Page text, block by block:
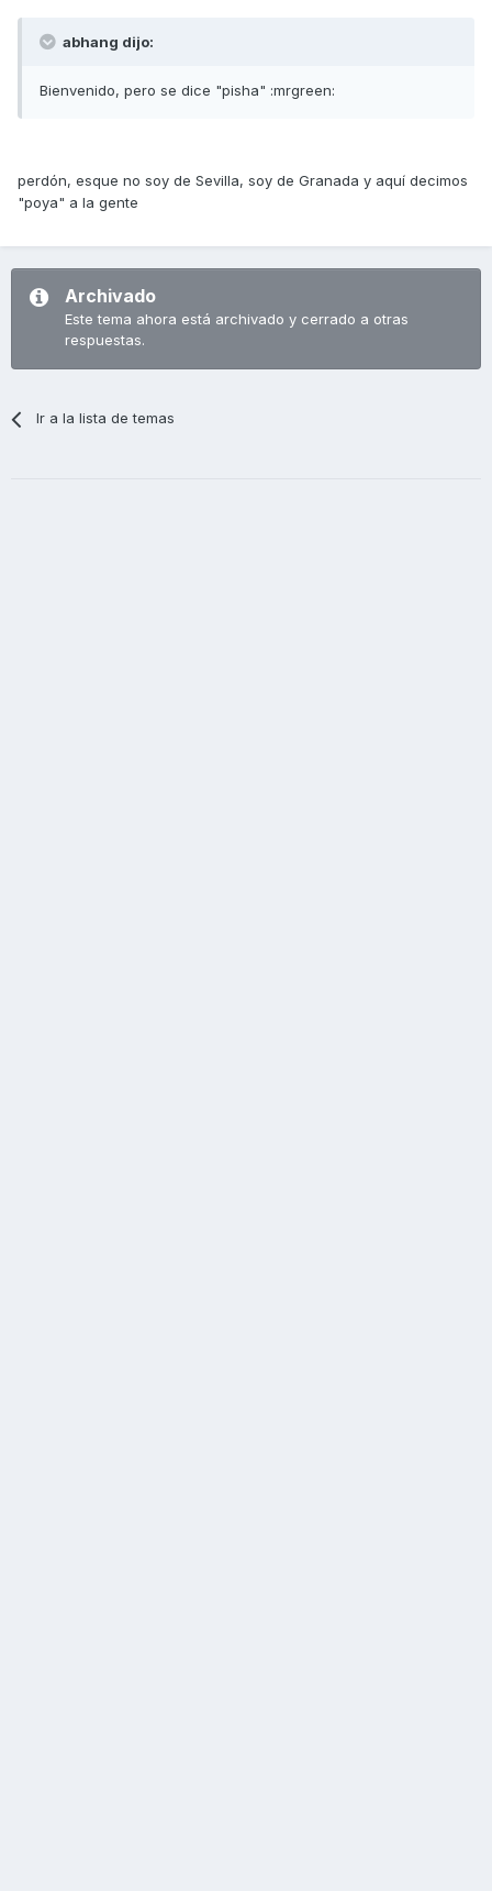
abhang dijo:
Bienvenido, pero se dice "pisha" :mrgreen:
perdón, esque no soy de Sevilla, soy de Granada y aquí decimos
"poya" a la gente
Archivado
Este tema ahora está archivado y cerrado a otras
respuestas.
Ir a la lista de temas